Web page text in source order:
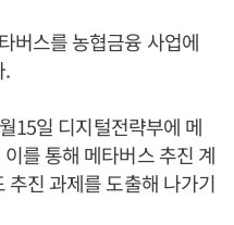
버스를 농협금융 사업에
.
15일 디지털전략부에 메
를 통해 메타버스 추진 계
진 과제를 도출해 나가기